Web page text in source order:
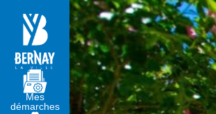
MA MAIRIE
Mes
démarches